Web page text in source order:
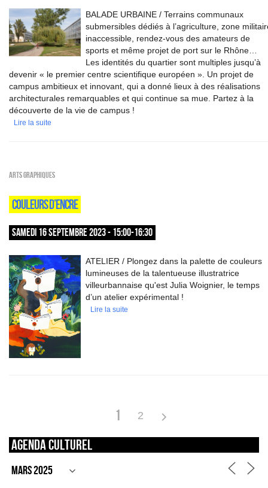
BALADE URBAINE / Terrains communaux
submersibles dédiés à l’agriculture, zone
inaccessible, rendez-vous des amateurs de
sports et même projet de port sur le Rhône…
Les identités du quartier sont multiples jusqu’à
devenir « le premier centre scientifique européen ». Un projet de
campus ambitieux et innovant, qui a donné lieux à des réalisations
architecturales remarquables et qui continue sa mue. Partez à la
découverte de la vie de campus !
Lire la suite
Arts graphiques
COULEURS D’ENCRE
SAMEDI 16 SEPTEMBRE 2023 - 15:00-16:30
ATELIER / Plongez dans la palette de couleurs
lumineuses de la talentueuse illustratrice
villeurbannaise qu'est Julia Woignier, le temps
d’un atelier expérimental !
Lire la suite
1 2
Agenda culturel